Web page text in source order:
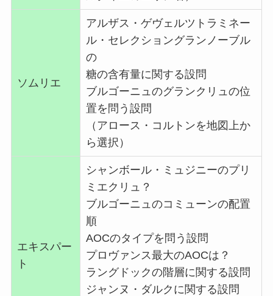
ソムリエ
アルザス・ゲヴェルツトラミネー
ル・セレクショングランノーブル
の
糖の含有量に関する設問
ブルゴーニュのグランクリュの位
置を問う設問
（アロース・コルトンを地図上か
ら選択）
エキスパー
ト
シャンボール・ミュジニーのプリ
ミエクリュ？
ブルゴーニュのコミューンの配置
順
AOCのタイプを問う設問
プロヴァンス最大のAOCは？
ラングドックの階層に関する設問
ジャンヌ・ダルクに関する設問